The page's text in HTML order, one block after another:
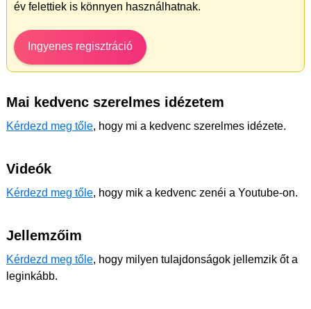
év felettiek is könnyen használhatnak.
Ingyenes regisztráció
Mai kedvenc szerelmes idézetem
Kérdezd meg tőle, hogy mi a kedvenc szerelmes idézete.
Videók
Kérdezd meg tőle, hogy mik a kedvenc zenéi a Youtube-on.
Jellemzőim
Kérdezd meg tőle, hogy milyen tulajdonságok jellemzik őt a
leginkább.